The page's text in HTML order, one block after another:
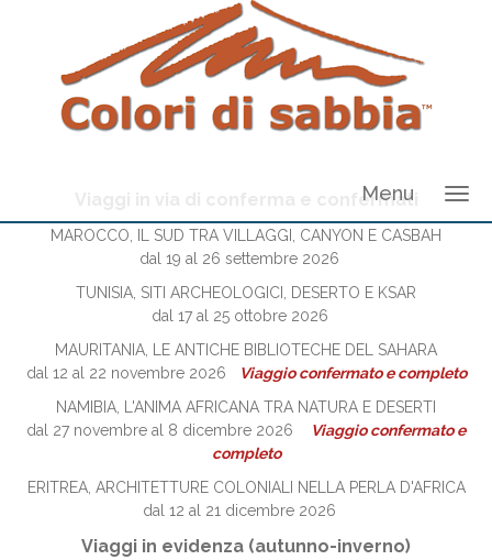
Menu
Viaggi in via di conferma e confermati
MAROCCO, IL SUD TRA VILLAGGI, CANYON E CASBAH
dal 19 al 26 settembre 2026
TUNISIA, SITI ARCHEOLOGICI, DESERTO E KSAR
dal 17 al 25 ottobre 2026
MAURITANIA, LE ANTICHE BIBLIOTECHE DEL SAHARA
dal 12 al 22 novembre 2026
Viaggio confermato e completo
NAMIBIA, L'ANIMA AFRICANA TRA NATURA E DESERTI
dal 27 novembre al 8 dicembre 2026
Viaggio confermato e
completo
ERITREA, ARCHITETTURE COLONIALI NELLA PERLA D'AFRICA
dal 12 al 21 dicembre 2026
Viaggi in evidenza (autunno-inverno)